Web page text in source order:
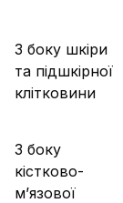
З боку шкіри
та підшкірної
клітковини
З боку
кістково-
м’язової